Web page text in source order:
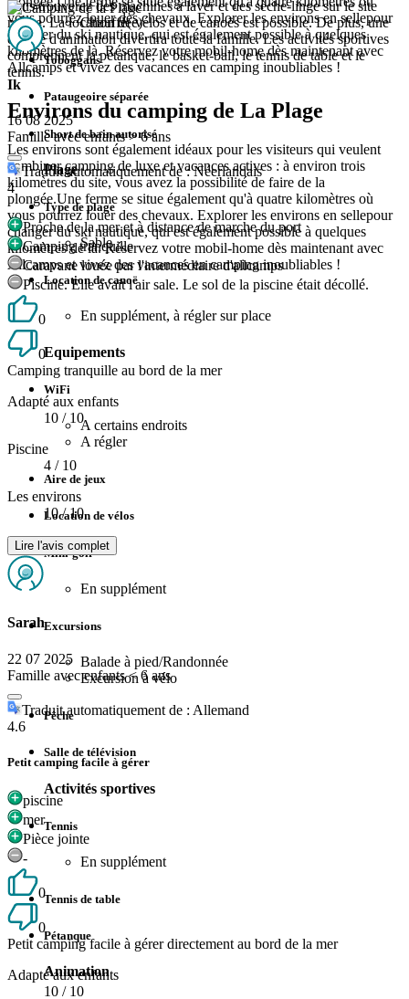
vous pourrez louer des chevaux. Explorer les environs en sellepour
changer du ski nautique, qui est également possible à quelques
kilomètres de là. Réservez votre mobil-home dès maintenant avec
Allcamps et vivez des vacances en camping inoubliables !
vous trouverez des machines à laver et des sèche-linge sur le site
même. La location de vélos et de canoës est possible. De plus, une
équipe d'animation divertira toute la famille. Les activités sportives
comprennent la pétanque, le basket-ball, le tennis de table et le
tennis.
Environs du camping de La Plage
Les environs sont également idéaux pour les visiteurs qui veulent
combiner camping de luxe et vacances actives : à environ trois
kilomètres du site, vous avez la possibilité de faire de la
plongée.Une ferme se situe également qu'à quatre kilomètres où
vous pourrez louer des chevaux. Explorer les environs en sellepour
changer du ski nautique, qui est également possible à quelques
kilomètres de là. Réservez votre mobil-home dès maintenant avec
Allcamps et vivez des vacances en camping inoubliables !
Chauffé(e)
Toboggans
Pataugeoire séparée
Short de bain autorisé
Plage
Type de plage
Sable
Location de canoë
En supplément, à régler sur place
Equipements
WiFi
A certains endroits
A régler
Aire de jeux
Location de vélos
Mini-golf
En supplément
Excursions
Balade à pied/Randonnée
Excursion à vélo
Pêche
Salle de télévision
Activités sportives
Tennis
En supplément
Tennis de table
Pétanque
Animation
Ik
16 08 2025
Famille avec enfants > 6 ans
Traduit automatiquement de : Néerlandais
4
Proche de la mer et à distance de marche du port
Camping tranquille
Caravane louée par l'intermédiaire d'allcamps
Piscine. Elle avait l'air sale. Le sol de la piscine était décollé.
0
0
Camping tranquille au bord de la mer
Adapté aux enfants
10 / 10
Piscine
4 / 10
Les environs
10/ 10
Lire l'avis complet
Sarah
22 07 2025
Famille avec enfants < 6 ans
Traduit automatiquement de : Allemand
4.6
Petit camping facile à gérer
piscine
mer
Pièce jointe
-
0
0
Petit camping facile à gérer directement au bord de la mer
Adapté aux enfants
10 / 10